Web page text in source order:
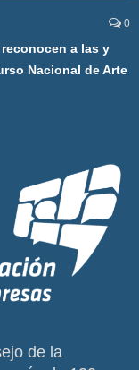
0
a las y
Nacional de Arte
de la